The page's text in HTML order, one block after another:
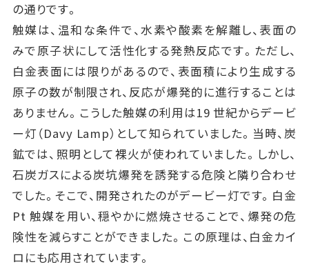
の通りです。
触媒は、温和な条件で、水素や酸素を解離し、表面の
みで原子状にして活性化する発熱反応です。ただし、
白金表面には限りがあるので、表面積により生成する
原子の数が制限され、反応が爆発的に進行することは
ありません。こうした触媒の利用は19 世紀からデービ
ー灯（Davy Lamp）として知られていました。当時、炭
鉱では、照明として裸火が使われていました。しかし、
石炭ガスによる炭坑爆発を誘発する危険と隣り合わせ
でした。そこで、開発されたのがデービー灯です。白金
Pt 触媒を用い、穏やかに燃焼させることで、爆発の危
険性を減らすことができました。この原理は、白金カイ
ロにも応用されています。